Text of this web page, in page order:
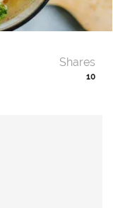
10
Shares